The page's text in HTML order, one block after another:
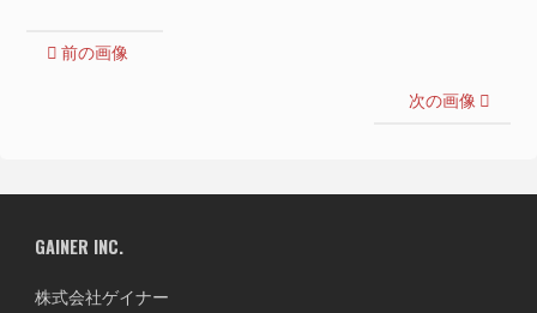
前の画像
次の画像
GAINER INC.
株式会社ゲイナー